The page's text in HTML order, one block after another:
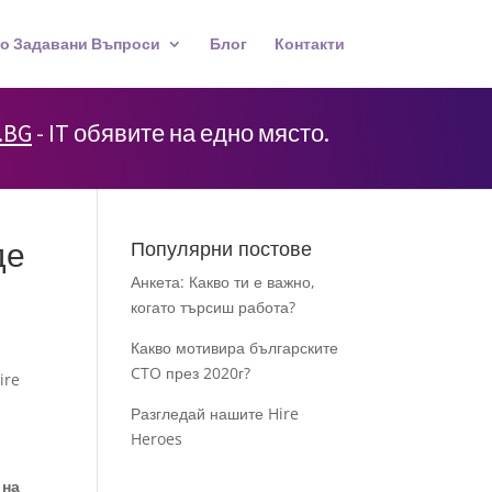
Задавани Въпроси Блог Контакти
- IT обявите на едно място.
Популярни постове
Анкета: Какво ти е важно,
когато търсиш работа?
Какво мотивира българските
CTO през 2020г?
Разгледай нашите Hire
Heroes